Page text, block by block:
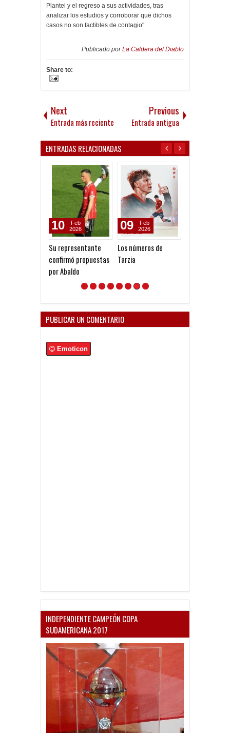
Plantel y el regreso a sus actividades, tras
analizar los estudios y corroborar que dichos
casos no son factibles de contagio".
Publicado porLa Caldera del Diablo
Share to:
Next
Entrada más reciente
Previous
Entrada antigua
ENTRADAS RELACIONADAS
Su representante
confirmó propuestas
por Abaldo
10
Feb
2026
Los números de
Tarzia
09
Feb
2026
PUBLICAR UN COMENTARIO
Emoticon
INDEPENDIENTE CAMPEÓN COPA
SUDAMERICANA 2017